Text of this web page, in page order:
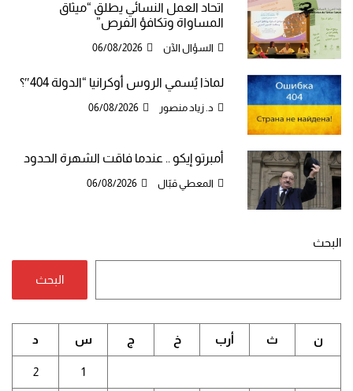
اتحاد العمل النسائي يطلق “ميثاق
المساواة وتكافؤ الفرص”
السؤال الآن 06/08/2026
لماذا يُسمي الروس أوكرانيا “الدولة 404″؟
د. زياد منصور 06/08/2026
أمبرتو إيكو .. عندما فاقت الشهرة الحدود
المعطي قبّال 06/08/2026
البحث
البحث
ن ث أرب خ ج س د
1
2